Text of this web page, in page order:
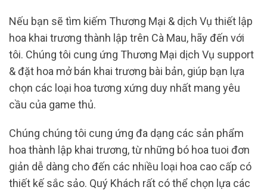
Nếu bạn sẽ tìm kiếm Thương Mại & dịch Vụ thiết lập
hoa khai trương thành lập trên Cà Mau, hãy đến với
tôi. Chúng tôi cung ứng Thương Mại dịch Vụ support
& đặt hoa mở bán khai trương bài bản, giúp bạn lựa
chọn các loại hoa tương xứng duy nhất mang yêu
cầu của game thủ.
Chúng chúng tôi cung ứng đa dạng các sản phẩm
hoa thành lập khai trương, từ những bó hoa tuoi đơn
giản dễ dàng cho đến các nhiều loại hoa cao cấp có
thiết kế sắc sảo. Quý Khách rất có thể chọn lựa các